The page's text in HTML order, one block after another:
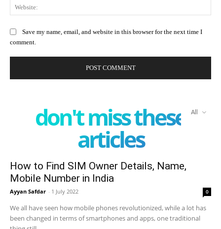
Save my name, email, and website in this browser for the next time I
comment.
don't miss these
articles
All
How to Find SIM Owner Details, Name,
Mobile Number in India
Ayyan Safdar - 1 July 2022 0
We all have seen how mobile phones revolutionized, while a lot has
been changed in terms of smartphones and apps, one traditional